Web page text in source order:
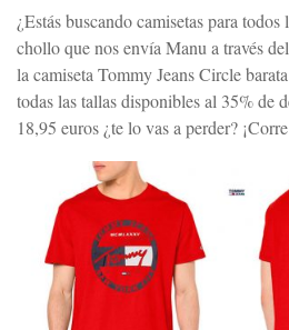
¿Estás buscando camisetas para
chollo que nos envía Manu a través
la camiseta Tommy Jeans Circle
todas las tallas disponibles al 35% de
18,95 euros ¿te lo vas a perder?